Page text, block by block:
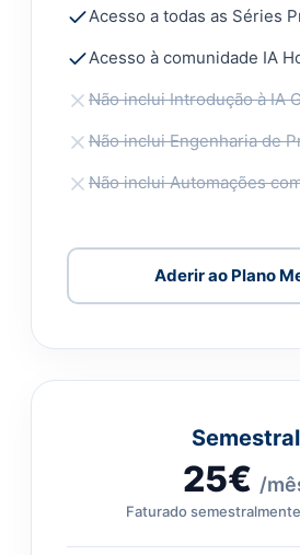
Acesso a todas as Séries
Acesso à comunidade IA
Não inclui Introdução à IA
Não inclui Engenharia de
Não inclui Automações
Aderir ao Plano
Semestral
25€ /
Faturado